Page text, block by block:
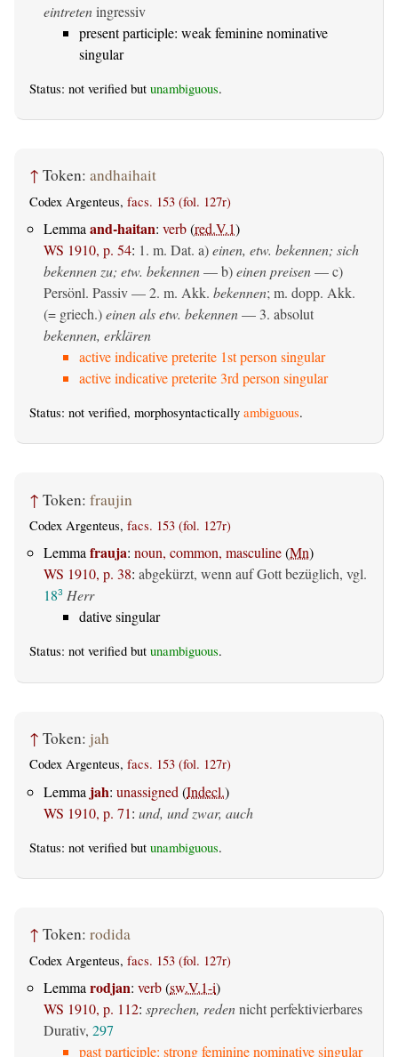
eintreteningressiv
present participle: weak feminine nominative
singular
Status: not verified but unambiguous.
↑ Token: andhaihait
Codex Argenteus, facs. 153 (fol. 127r)
Lemma and-haitan: verb(red.V.1)
WS 1910, p. 54: 1. m. Dat. a)einen, etw. bekennen; sich
bekennen zu; etw. bekennen— b)einen preisen— c)
Persönl. Passiv— 2. m. Akk. bekennen; m. dopp. Akk.
(= griech.)einen als etw. bekennen— 3. absolut
bekennen, erklären
active indicative preterite 1st person singular
active indicative preterite 3rd person singular
Status: not verified, morphosyntactically ambiguous.
↑ Token: fraujin
Codex Argenteus, facs. 153 (fol. 127r)
Lemmafrauja: noun, common, masculine(Mn)
WS 1910, p. 38: abgekürzt, wenn auf Gott bezüglich, vgl.
183 Herr
dative singular
Status: not verified but unambiguous.
↑ Token: jah
Codex Argenteus, facs. 153 (fol. 127r)
Lemma jah: unassigned (Indecl.)
WS 1910, p. 71: und, und zwar, auch
Status: not verified but unambiguous.
↑ Token: rodida
Codex Argenteus, facs. 153 (fol. 127r)
Lemma rodjan: verb(sw.V.1-i)
WS 1910, p. 112: sprechen, redennicht perfektivierbares
Durativ, 297
past participle: strong feminine nominative singular